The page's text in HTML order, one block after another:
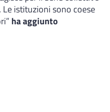
istituzioni sono coese
ha aggiunto